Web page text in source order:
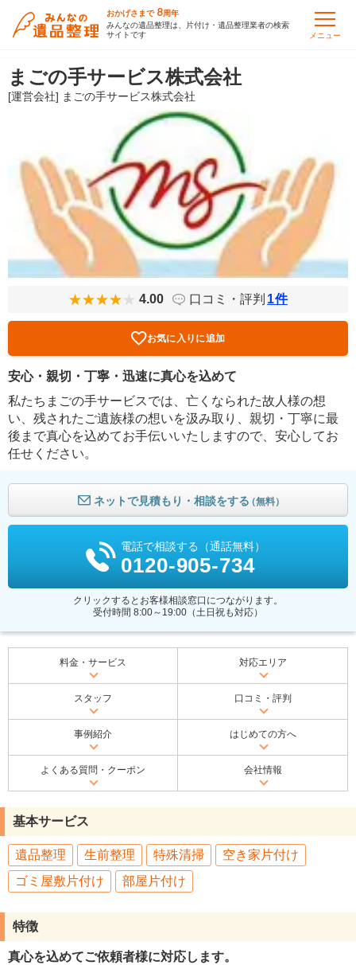
おかげさまで 8周年
みんなの遺品整理は、片付け・遺品整理業者の検索
サイトです
メニュー
まごの手サービス株式会社
[運営会社] まごの手サービス株式会社
4.00 口コミ・評判 1件
お気に入りに追加
安心・親切・丁寧・迅速に真心を込めて
私たちまごの手サービスでは、亡くなられた故人様の想
い、残されたご遺族様の想いを汲み取り、親切・丁寧に最
後まで真心を込めてお手伝いいたしますので、安心してお
任せください。
ネットで見積もり・相談をする（無料）
電話で相談する（通話無料）
0120-905-734
クリックするとお客様相談窓口につながります。
受付時間 8:00～19:00（土日祝も対応）
料金・サービス 対応エリア
スタッフ 口コミ・評判
事例紹介 はじめての方へ
よくある質問・クーポン 会社情報
基本サービス
遺品整理 生前整理 特殊清掃
空き家片付け
ゴミ屋敷片付け
部屋片付け
特徴
真心を込めてご依頼者様に対応します。